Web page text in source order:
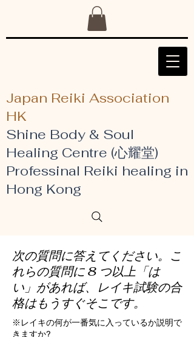
Japan Reiki Association
HK
Shine Body & Soul
Healing Centre (心耀堂)
​Professinal Reiki healing in
Hong Kong
次の質問に答えてください。こ
れらの質問に 8 つ以上「は
い」があれば、レイキ試験の合
格はもうすぐそこです。
※レイキの何が一番気に入っているか説明で
きますか?